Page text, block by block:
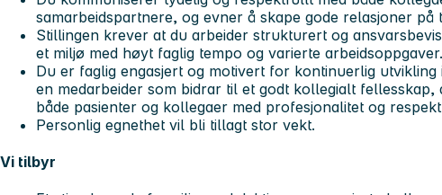
samarbeidspartnere, og evner å skape gode relasjoner på
Stillingen krever at du arbeider strukturert og
et miljø med høyt faglig tempo og varierte arbeidsoppgaver.
Du er faglig engasjert og motivert for kontinuerlig
en medarbeider som bidrar til et godt kollegialt
både pasienter og kollegaer med profesjonalitet og
Personlig egnethet vil bli tillagt stor vekt.
Vi tilbyr